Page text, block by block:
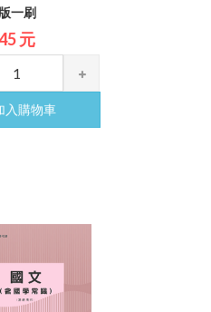
一刷
元
入購物車